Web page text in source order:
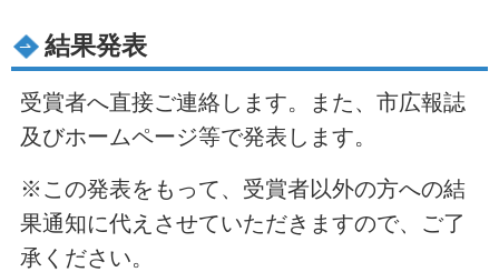
結果発表
受賞者へ直接ご連絡します。また、市広報誌
及びホームページ等で発表します。
※この発表をもって、受賞者以外の方への結
果通知に代えさせていただきますので、ご了
承ください。